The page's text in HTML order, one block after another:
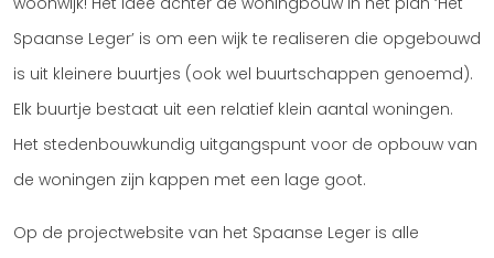
Spaanse Leger’ is om een wijk te realiseren die opgebouwd
is uit kleinere buurtjes (ook wel buurtschappen genoemd).
Elk buurtje bestaat uit een relatief klein aantal woningen.
Het stedenbouwkundig uitgangspunt voor de opbouw van
de woningen zijn kappen met een lage goot.
Op de projectwebsite van het Spaanse Leger is alle